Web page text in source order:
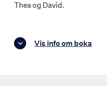
Thea og David.
Vis info om boka